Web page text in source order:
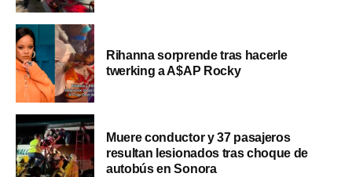
Rihanna sorprende tras hacerle
twerking a A$AP Rocky
Muere conductor y 37 pasajeros
resultan lesionados tras choque de
autobús en Sonora